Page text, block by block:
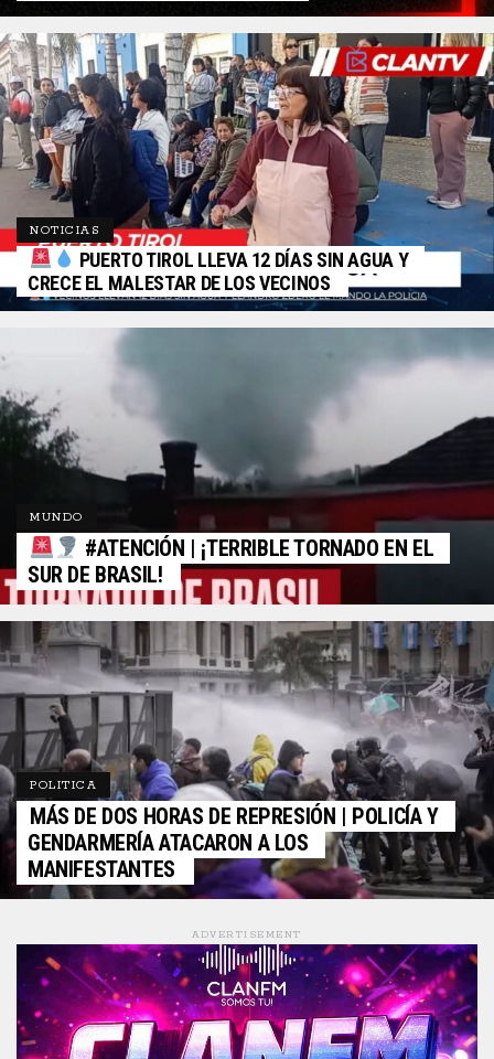
NOTICIAS
PUERTO TIROL LLEVA 12 DÍAS SIN AGUA Y
CRECE EL MALESTAR DE LOS VECINOS
MUNDO
#ATENCIÓN | ¡TERRIBLE TORNADO EN EL
SUR DE BRASIL!
POLITICA
MÁS DE DOS HORAS DE REPRESIÓN | POLICÍA Y
GENDARMERÍA ATACARON A LOS
MANIFESTANTES
ADVERTISEMENT